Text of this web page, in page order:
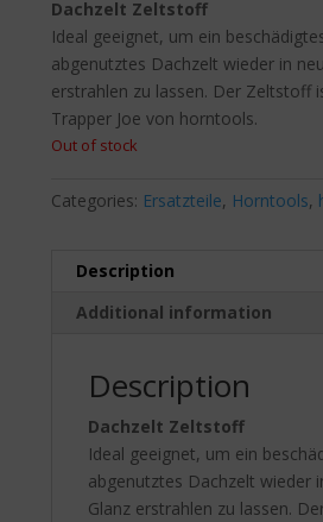
Dachzelt Zeltstoff
Ideal geeignet, um ein
abgenutztes Dachzelt wieder in
erstrahlen zu lassen. Der Zeltstoff
Trapper Joe von horntools.
Out of stock
Categories: Ersatzteile, Horntools,
Description
Additional information
Description
Dachzelt Zeltstoff
Ideal geeignet, um ein
abgenutztes Dachzelt wieder
Glanz erstrahlen zu lassen.